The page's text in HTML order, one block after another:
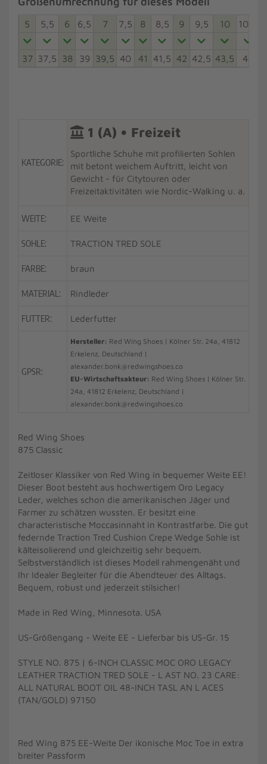
5 5,5 6 6,5 7 7,5 8 8,5 9 9,5 10 10,5
37 37,5 38 39 39,5 40 41 41,5 42 42,5 43,5 44
KATEGORIE:
1 (A) • Freizeit
Sportliche Schuhe mit profilierten Sohlen
mit betont weichem Auftritt, leicht von
Gewicht - für Citytouren oder
Freizeitaktivitäten wie Nordic-Walking u. a.
WEITE: EE Weite
SOHLE: TRACTION TRED SOLE
FARBE: braun
MATERIAL: Rindleder
FUTTER: Lederfutter
GPSR:
Hersteller: Red Wing Shoes | Kölner Str. 24a, 41812
Erkelenz, Deutschland |
alexander.bonk@redwingshoes.co
EU-Wirtschaftsakteur: Red Wing Shoes | Kölner Str.
24a, 41812 Erkelenz, Deutschland |
alexander.bonk@redwingshoes.co
Red Wing Shoes
875 Classic
Zeitloser Klassiker von Red Wing in bequemer Weite EE!
Dieser Boot besteht aus hochwertigem Oro Legacy
Leder, welches schon die amerikanischen Jäger und
Farmer zu schätzen wussten. Er besitzt eine
characteristische Moccasinnaht in Kontrastfarbe. Die gut
federnde Traction Tred Cushion Crepe Wedge Sohle ist
kälteisolierend und gleichzeitig sehr bequem.
Selbstverständlich ist dieses Modell rahmengenäht und
Ihr Idealer Begleiter für die Abendteuer des Alltags.
Bequem, robust und jederzeit stilsicher!
Made in Red Wing, Minnesota. USA
US-Größengang - Weite EE - Lieferbar bis US-Gr. 15
STYLE NO. 875 | 6-INCH CLASSIC MOC ORO LEGACY
LEATHER TRACTION TRED SOLE - L AST NO. 23 CARE:
ALL NATURAL BOOT OIL 48-INCH TASL AN L ACES
(TAN/GOLD) 97150
Red Wing 875 EE-Weite Der ikonische Moc Toe in extra
breiter Passform